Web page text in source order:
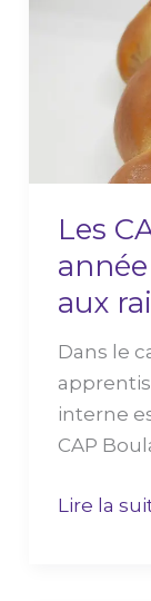
Les
aux
Dans le
interne
CAP
année
revisitent
raisins
Lire la